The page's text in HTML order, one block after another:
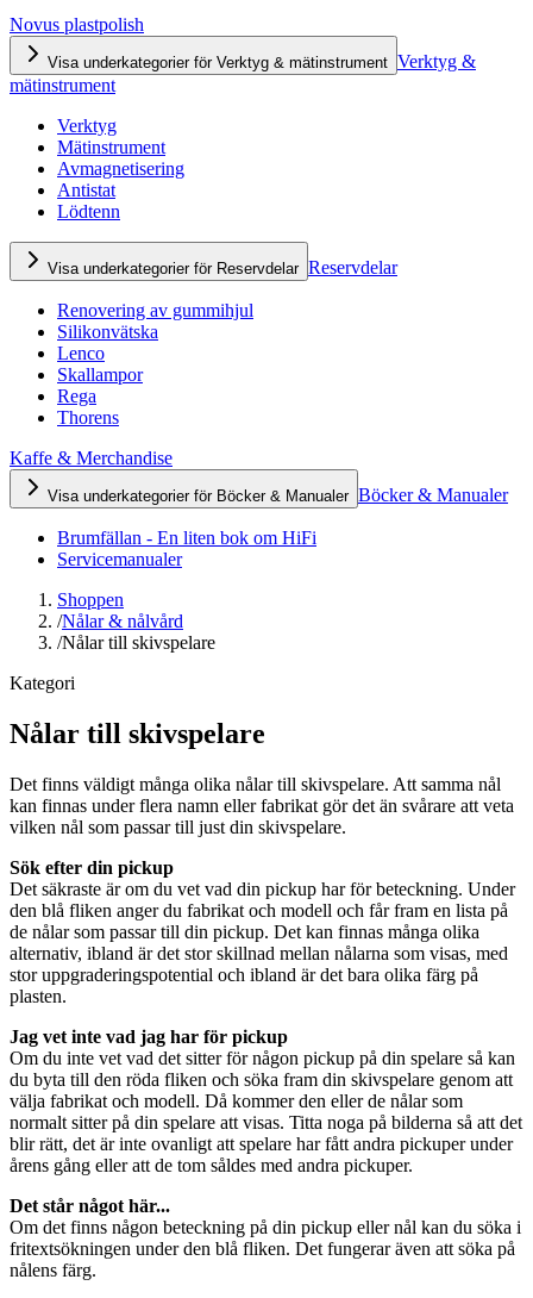
Novus plastpolish
Visa underkategorier för Verktyg & mätinstrument Verktyg &
mätinstrument
Verktyg
Mätinstrument
Avmagnetisering
Antistat
Lödtenn
Visa underkategorier för Reservdelar Reservdelar
Renovering av gummihjul
Silikonvätska
Lenco
Skallampor
Rega
Thorens
Kaffe & Merchandise
Visa underkategorier för Böcker & Manualer Böcker & Manualer
Brumfällan - En liten bok om HiFi
Servicemanualer
Shoppen
/Nålar & nålvård
/Nålar till skivspelare
Kategori
Nålar till skivspelare
Det finns väldigt många olika nålar till skivspelare. Att samma nål
kan finnas under flera namn eller fabrikat gör det än svårare att veta
vilken nål som passar till just din skivspelare.
Sök efter din pickup
Det säkraste är om du vet vad din pickup har för beteckning. Under
den blå fliken anger du fabrikat och modell och får fram en lista på
de nålar som passar till din pickup. Det kan finnas många olika
alternativ, ibland är det stor skillnad mellan nålarna som visas, med
stor uppgraderingspotential och ibland är det bara olika färg på
plasten.
Jag vet inte vad jag har för pickup
Om du inte vet vad det sitter för någon pickup på din spelare så kan
du byta till den röda fliken och söka fram din skivspelare genom att
välja fabrikat och modell. Då kommer den eller de nålar som
normalt sitter på din spelare att visas. Titta noga på bilderna så att det
blir rätt, det är inte ovanligt att spelare har fått andra pickuper under
årens gång eller att de tom såldes med andra pickuper.
Det står något här...
Om det finns någon beteckning på din pickup eller nål kan du söka i
fritextsökningen under den blå fliken. Det fungerar även att söka på
nålens färg.